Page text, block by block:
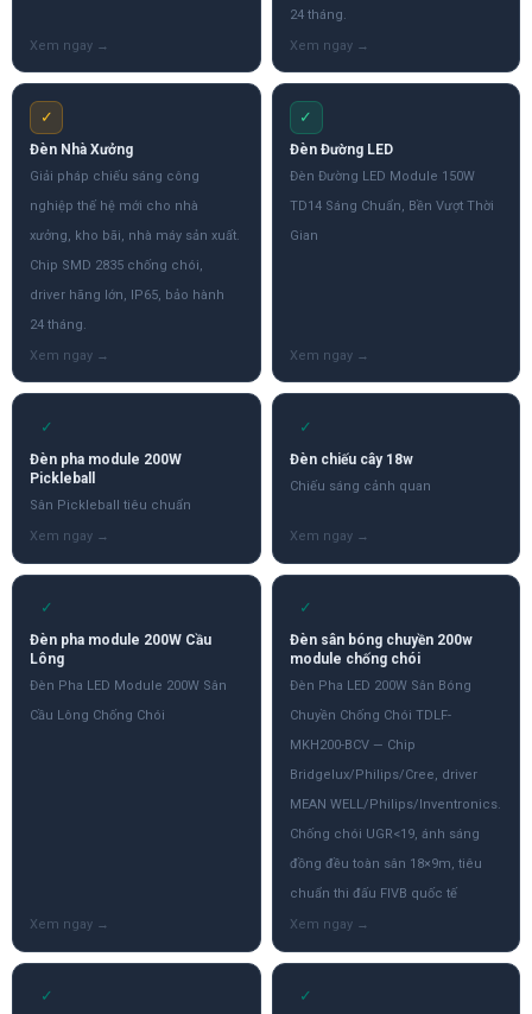
24 tháng.
✓
Đèn Nhà Xưởng
Giải pháp chiếu sáng công
nghiệp thế hệ mới cho nhà
xưởng, kho bãi, nhà máy sản xuất.
Chip SMD 2835 chống chói,
driver hãng lớn, IP65, bảo hành
24 tháng.
✓
Đèn Đường LED
Đèn Đường LED Module 150W
TD14 Sáng Chuẩn, Bền Vượt Thời
Gian
✓
Đèn pha module 200W
Pickleball
Sân Pickleball tiêu chuẩn
✓
Đèn chiếu cây 18w
Chiếu sáng cảnh quan
✓
Đèn pha module 200W Cầu
Lông
Đèn Pha LED Module 200W Sân
Cầu Lông Chống Chói
✓
Đèn sân bóng chuyền 200w
module chống chói
Đèn Pha LED 200W Sân Bóng
Chuyền Chống Chói TDLF-
MKH200-BCV — Chip
Bridgelux/Philips/Cree, driver
MEAN WELL/Philips/Inventronics.
Chống chói UGR<19, ánh sáng
đồng đều toàn sân 18×9m, tiêu
chuẩn thi đấu FIVB quốc tế
✓ ✓